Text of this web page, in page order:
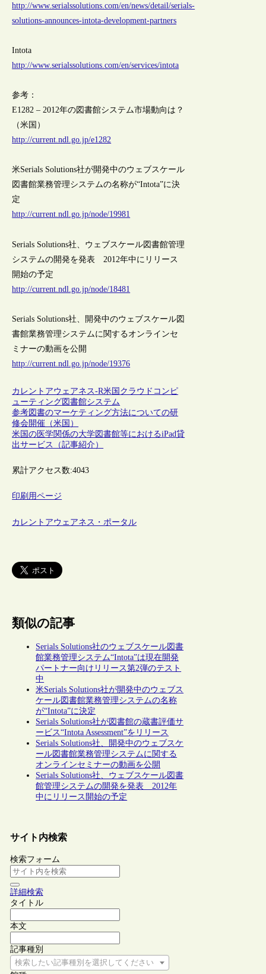
http://www.serialssolutions.com/en/news/detail/serials-
solutions-announces-intota-development-partners
Intota
http://www.serialssolutions.com/en/services/intota
参考：
E1282 – 2012年の図書館システム市場動向は？
（米国）
http://current.ndl.go.jp/e1282
米Serials Solutions社が開発中のウェブスケール
図書館業務管理システムの名称が“Intota”に決
定
http://current.ndl.go.jp/node/19981
Serials Solutions社、ウェブスケール図書館管理
システムの開発を発表 2012年中にリリース
開始の予定
http://current.ndl.go.jp/node/18481
Serials Solutions社、開発中のウェブスケール図
書館業務管理システムに関するオンラインセ
ミナーの動画を公開
http://current.ndl.go.jp/node/19376
カレントアウェアネス-R米国 クラウドコンピ
ューティング図書館システム
参考図書のマーケティング方法についての研
修会開催（米国）
米国の医学関係の大学図書館等におけるiPad貸
出サービス（記事紹介）
累計アクセス数:4043
印刷用ページ
カレントアウェアネス・ポータル
類似の記事
Serials Solutions社のウェブスケール図書
館業務管理システム“Intota”は現在開発
パートナー向けリリース第2弾のテスト
中
米Serials Solutions社が開発中のウェブス
ケール図書館業務管理システムの名称
が“Intota”に決定
Serials Solutions社が図書館の蔵書評価サ
ービス“Intota Assessment”をリリース
Serials Solutions社、開発中のウェブスケ
ール図書館業務管理システムに関する
オンラインセミナーの動画を公開
Serials Solutions社、ウェブスケール図書
館管理システムの開発を発表 2012年
中にリリース開始の予定
サイト内検索
検索フォーム
詳細検索
タイトル
本文
記事種別
検索したい記事種別を選択してください